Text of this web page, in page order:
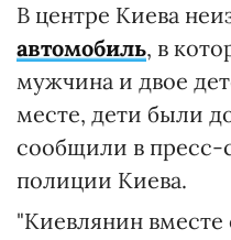
В центре Киева
автомобиль, в
мужчина и двое
месте, дети были
сообщили в
полиции Киева.
"Киевлянин